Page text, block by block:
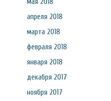
апреля 2018
марта 2018
февраля 2018
января 2018
декабря 2017
ноября 2017